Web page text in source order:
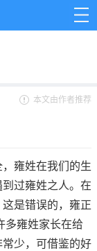
本文由作者推荐
雍姓在我们的生
过雍姓之人。在
是错误的，雍正
多雍姓家长在给
少，可借鉴的好